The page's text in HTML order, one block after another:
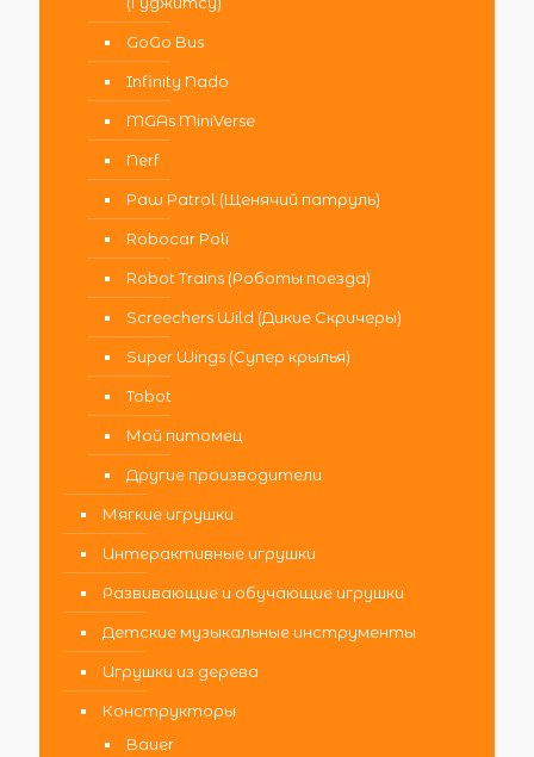
GoGo Bus
Infinity Nado
MGAs MiniVerse
Nerf
Paw Patrol (Щенячий патруль)
Robocar Poli
Robot Trains (Роботы поезда)
Screechers Wild (Дикие Скричеры)
Super Wings (Супер крылья)
Tobot
Мой питомец
Другие производители
Мягкие игрушки
Интерактивные игрушки
Развивающие и обучающие игрушки
Детские музыкальные инструменты
Игрушки из дерева
Конструкторы
Bauer